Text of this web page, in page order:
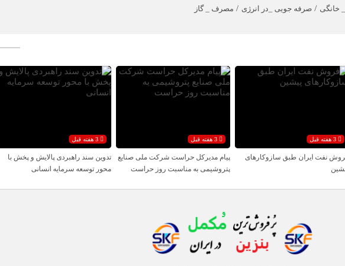
خانگی / صرفه جویی _در انرژی / مصرف _ گاز
نفت ایران طبق سازوکارهای
3 هفته قبل
پیام مدیرکل حراست شرکت ملی صنایع
پتروشیمی به مناسبت روز حراست
3 هفته قبل
تدوین سند راهبردی پالایش و پخش با
محور توسعه سرمایه انسانی